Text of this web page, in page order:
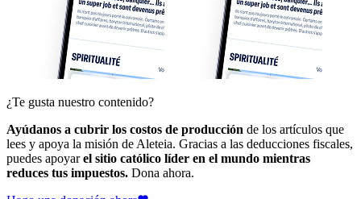
¿Te gusta nuestro contenido?
Ayúdanos a cubrir los costos de producción de los artículos que
lees y apoya la misión de Aleteia. Gracias a las deducciones fiscales,
puedes apoyarel sitio católico líder en el mundo mientras
reduces tus impuestos. Dona ahora.